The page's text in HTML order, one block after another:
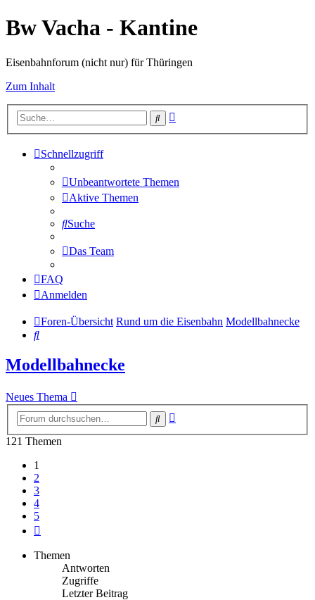
Bw Vacha - Kantine
Eisenbahnforum (nicht nur) für Thüringen
Zum Inhalt
Suche
Schnellzugriff
Unbeantwortete Themen
Aktive Themen
Suche
Das Team
FAQ
Anmelden
Foren-Übersicht Rund um die Eisenbahn Modellbahnecke
Suche
Modellbahnecke
Neues Thema
Suche
121 Themen
1
2
3
4
5
Themen
Antworten
Zugriffe
Letzter Beitrag